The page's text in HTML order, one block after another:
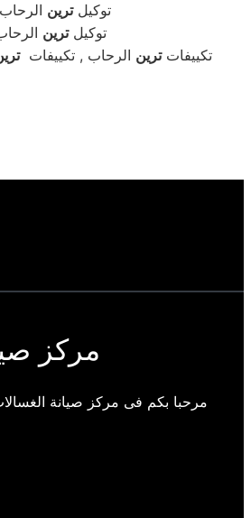
توكيلترين
توكيلترين
تكييفاتترين الرحاب , تكييفات
مركز
مرحبا بكم فى مركز صيانة